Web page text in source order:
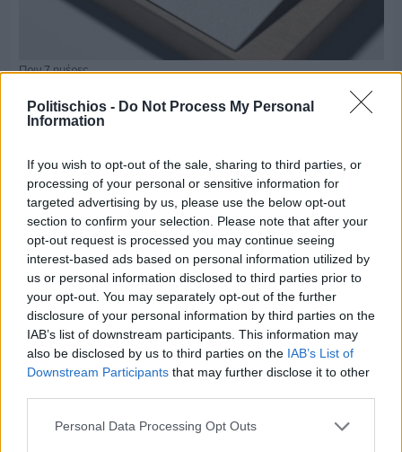
Politischios - Do Not Process My Personal
Information
If you wish to opt-out of the sale, sharing to third parties, or
processing of your personal or sensitive information for
targeted advertising by us, please use the below opt-out
section to confirm your selection. Please note that after your
opt-out request is processed you may continue seeing
interest-based ads based on personal information utilized by
us or personal information disclosed to third parties prior to
your opt-out. You may separately opt-out of the further
disclosure of your personal information by third parties on the
IAB’s list of downstream participants. This information may
also be disclosed by us to third parties on the IAB’s List of
Downstream Participants that may further disclose it to other
Personal Data Processing Opt Outs
Πριν 7 ημέρες
Τρίτος στη σφαιροβολία στη διεθνή συνάντηση
Ελλάδας–Κύπρου Κ18 ο Δημήτρης Τέλλιος
Πριν 7 ημέρες